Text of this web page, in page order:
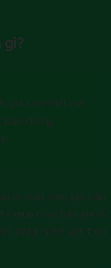
gì?
giá cao nhất mà
bán chứng
có một mức giá trần
mua hoặc bán giá cổ
đang niêm yết trên